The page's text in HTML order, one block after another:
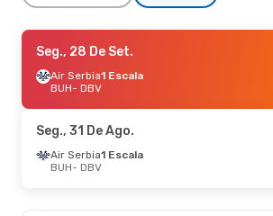
Seg., 28 De Set.
Austrian Airlines1 Escala
BUH- DBV
DBV- BUH
Seg., 28 De Set.
Air Serbia1 Escala
BUH- DBV
Seg., 31 De Ago.
Air Serbia1 Escala
BUH- DBV